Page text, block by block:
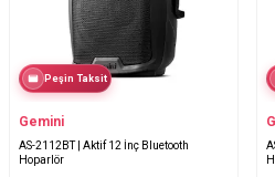
Peşin Taksit
Gemini
AS-2112BT | Aktif 12 İnç Bluetooth
Hoparlör